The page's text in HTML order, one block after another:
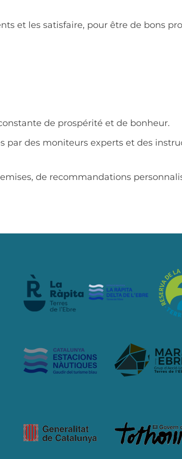
et les satisfaire, pour être de bons
de prospérité et de bonheur.
par des moniteurs experts et des
de recommandations